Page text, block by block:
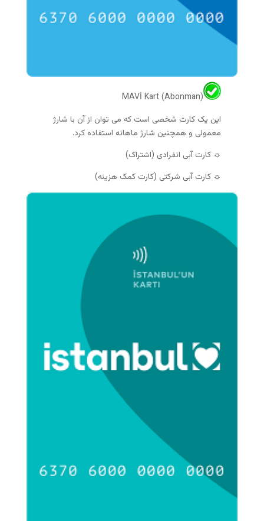
MAVİ Kart (Abonman)
این یک کارت شخصی است که می توان از آن با شارژ
معمولی و همچنین شارژ ماهانه استفاده کرد.
☼ کارت آبی انفرادی (اشتراک)
☼ کارت آبی شرکتی (کارت کمک هزینه)